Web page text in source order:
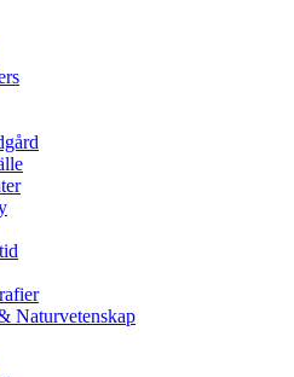
Naturvetenskap